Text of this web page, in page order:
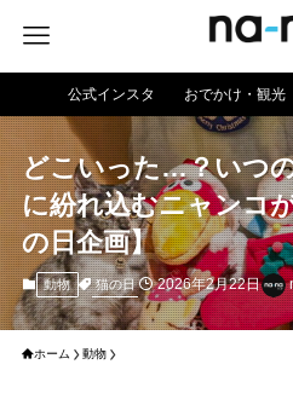
公式インスタ おでかけ・観光
どこいった…？いつ
に紛れ込むニャンコ
の日企画】
動物 猫の日 2026年2月22日
ホーム 動物